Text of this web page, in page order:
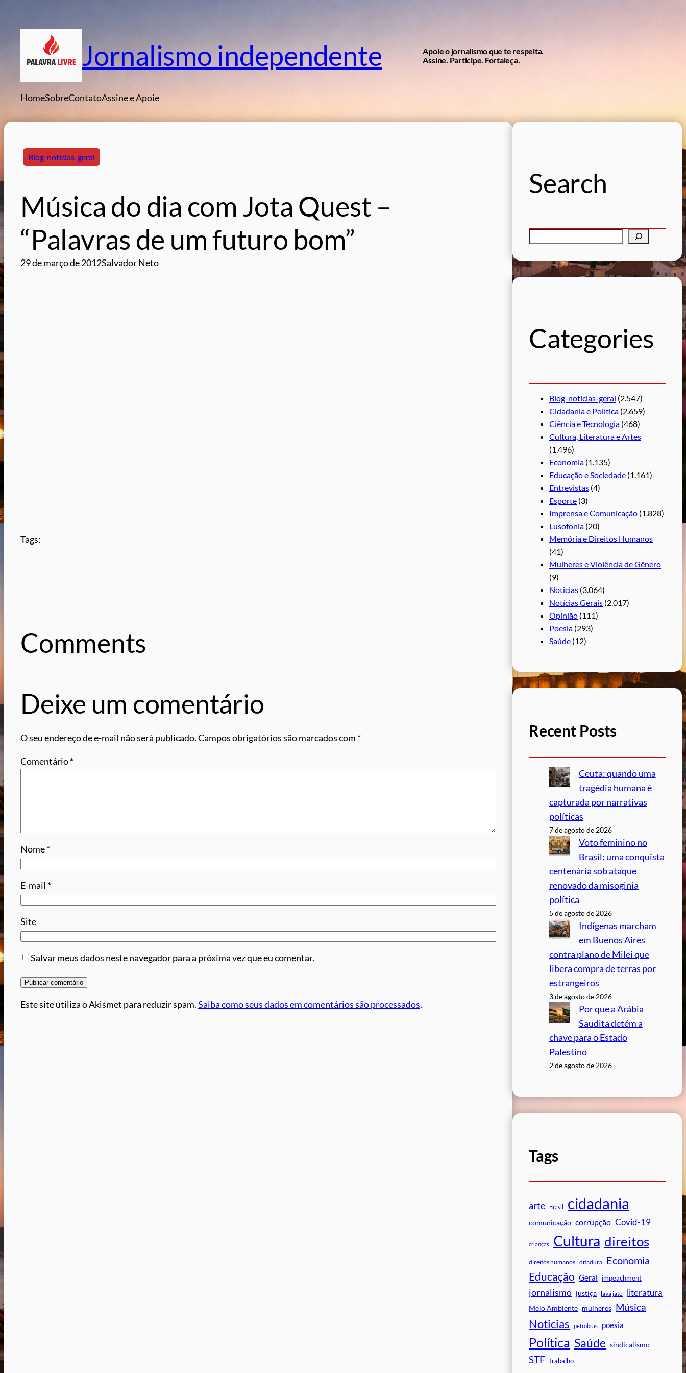
Jornalismo independente
Apoie o jornalismo que te respeita.
Assine. Participe. Fortaleça.
HomeSobreContatoAssine e Apoie
Blog-noticias-geral
Música do dia com Jota Quest –
“Palavras de um futuro bom”
29 de março de 2012Salvador Neto
Tags:
Comments
Deixe um comentário
O seu endereço de e-mail não será publicado.Campos obrigatórios são marcados com *
Comentário*
Nome*
E-mail *
Site
Salvar meus dados neste navegador para a próxima vez que eu comentar.
Este site utiliza o Akismet para reduzir spam.Saiba como seus dados em comentários são processados.
Search
s
q
a
Categories
Blog-noticias-geral (2.547)
Cidadania e Política (2.659)
Ciência e Tecnologia (468)
Cultura, Literatura e Artes
(1.496)
Economia (1.135)
Educação e Sociedade (1.161)
Entrevistas (4)
Esporte (3)
Imprensa e Comunicação (1.828)
Lusofonia (20)
Memória e Direitos Humanos
(41)
Mulheres e Violência de Gênero
(9)
Noticias (3.064)
Notícias Gerais (2.017)
Opinião (111)
Poesia (293)
Saúde (12)
Recent Posts
Ceuta: quando uma
tragédia humana é
capturada por narrativas
políticas
7 de agosto de 2026
Voto feminino no
Brasil: uma conquista
centenária sob ataque
renovado da misoginia
política
5 de agosto de 2026
Indígenas marcham
em Buenos Aires
contra plano de Milei que
libera compra de terras por
estrangeiros
3 de agosto de 2026
Por que a Arábia
Saudita detém a
chave para o Estado
Palestino
2 de agosto de 2026
Tags
arte Brasil cidadania
comunicação corrupção Covid-19
crianças Cultura direitos
direitos humanos ditadura Economia
Educação Geral impeachment
jornalismo justiça lava jato literatura
Meio Ambiente mulheres Música
Noticias petrobras poesia
Política Saúde sindicalismo
STF trabalho